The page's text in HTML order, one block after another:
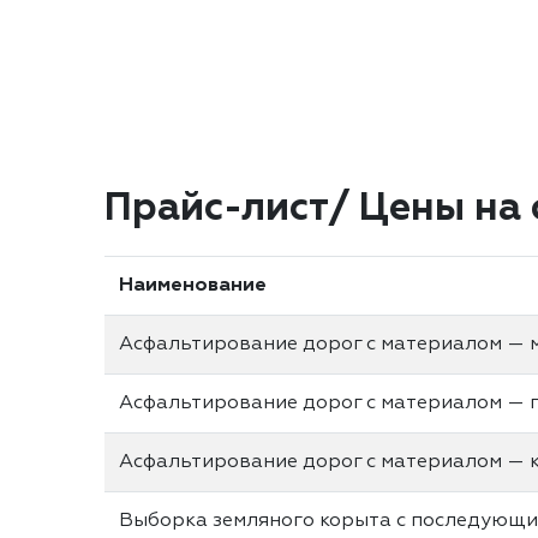
Прайс-лист/ Цены на
Наименование
Асфальтирование дорог с материалом —
Асфальтирование дорог с материалом —
Асфальтирование дорог с материалом —
Выборка земляного корыта с